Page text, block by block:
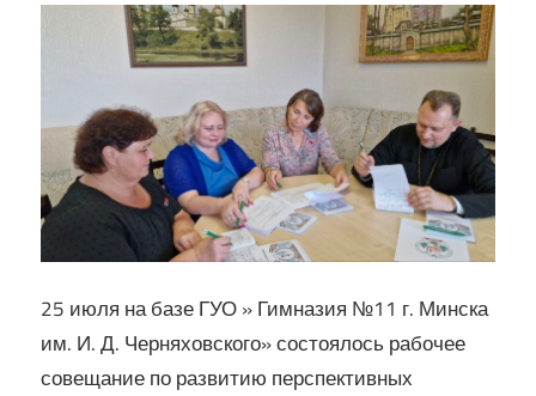
25 июля на базе ГУО » Гимназия №11 г. Минска
им. И. Д. Черняховского» состоялось рабочее
совещание по развитию перспективных